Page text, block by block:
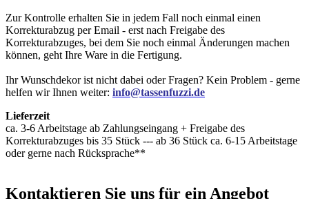
Zur Kontrolle erhalten Sie in jedem Fall noch einmal einen
Korrekturabzug per Email - erst nach Freigabe des
Korrekturabzuges, bei dem Sie noch einmal Änderungen machen
können, geht Ihre Ware in die Fertigung.
Ihr Wunschdekor ist nicht dabei oder Fragen? Kein Problem - gerne
helfen wir Ihnen weiter: info@tassenfuzzi.de
Lieferzeit
ca. 3-6 Arbeitstage ab Zahlungseingang + Freigabe des
Korrekturabzuges bis 35 Stück --- ab 36 Stück ca. 6-15 Arbeitstage
oder gerne nach Rücksprache**
Kontaktieren Sie uns für ein Angebot